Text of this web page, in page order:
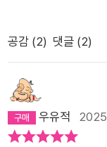
다 절실한 것은 텍
작용임을 제안한다
될 것 같다. 푸코나
처해하며 읽게 될 것
있어서인지 읽기를
나름대로 흥미롭게
인용할 수 있는 수
다.. 예전에도 어딘
회와 번역되지 못한
시계열적으로 논할
다.. 사사키 아타루라
나 르장드르의 저작
공감 (2) 댓글 (2)
우유적